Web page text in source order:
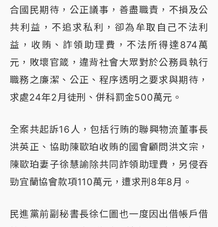
合國民期待，公正議事，善盡職責，不損及公
共利益，不追求私利，卻為牟取自己不法利
益，收賄、詐領助理費，不法所得達874萬
元，敗壞官箴，違背社會大眾對於公務員執行
職務之廉潔、公正、程序透明之要求與期待，
求處24年2月徒刑、併科罰金500萬元。
全案共起訴16人，包括行賄的聯興物流董事長
洪英正、協助陳歐珀收賄的國會顧問洪文宗，
陳歐珀妻子徐慧諭除共同詐領助理費，另侵吞
勁宜蘭協會款項110萬元，遭求刑8年8月。
民進黨前副秘書長徐仁圖也一度因出借帳戶借